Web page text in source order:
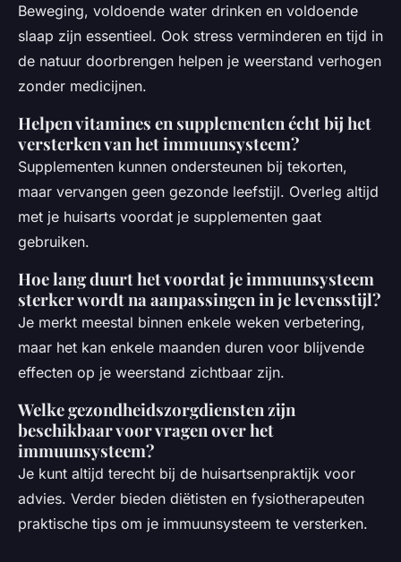
Beweging, voldoende water drinken en voldoende
slaap zijn essentieel. Ook stress verminderen en tijd in
de natuur doorbrengen helpen je weerstand verhogen
zonder medicijnen.
Helpen vitamines en supplementen écht bij het
versterken van het immuunsysteem?
Supplementen kunnen ondersteunen bij tekorten,
maar vervangen geen gezonde leefstijl. Overleg altijd
met je huisarts voordat je supplementen gaat
gebruiken.
Hoe lang duurt het voordat je immuunsysteem
sterker wordt na aanpassingen in je levensstijl?
Je merkt meestal binnen enkele weken verbetering,
maar het kan enkele maanden duren voor blijvende
effecten op je weerstand zichtbaar zijn.
Welke gezondheidszorgdiensten zijn
beschikbaar voor vragen over het
immuunsysteem?
Je kunt altijd terecht bij de huisartsenpraktijk voor
advies. Verder bieden diëtisten en fysiotherapeuten
praktische tips om je immuunsysteem te versterken.